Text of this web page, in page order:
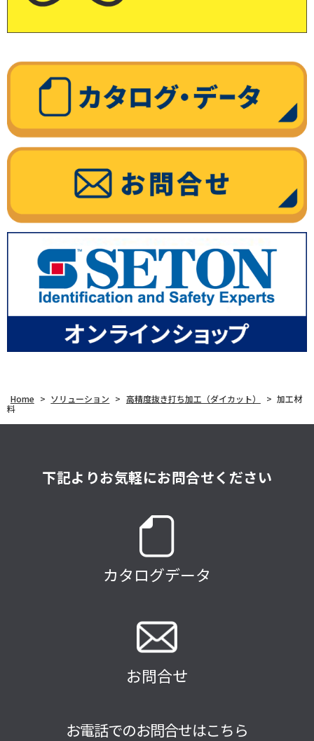
Home > ソリューション > 高精度抜き打ち加工（ダイカット） > 加工材
料
下記よりお気軽にお問合せください
カタログデータ
お問合せ
お電話でのお問合せはこちら